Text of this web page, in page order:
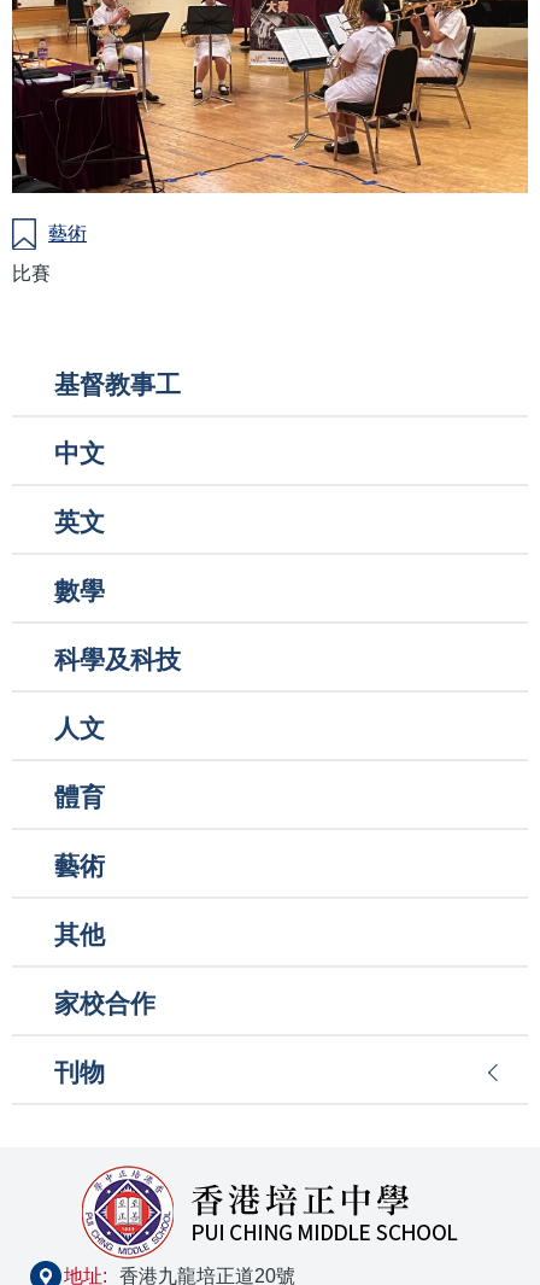
藝術
比賽
Main
navigation
基督教事工
中文
英文
數學
科學及科技
人文
體育
藝術
其他
家校合作
刊物
地址: 香港九龍培正道20號